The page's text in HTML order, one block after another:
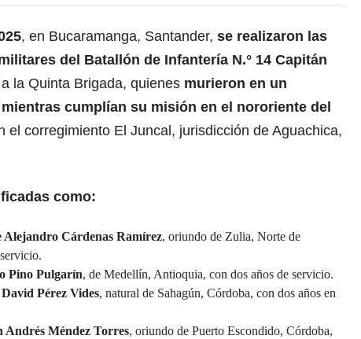
, en Bucaramanga, Santander, se realizaron las
del Batallón de Infantería N.° 14 Capitán
la Quinta Brigada, quienes murieron en un
cumplían su misión en el nororiente del
el corregimiento El Juncal, jurisdicción de Aguachica,
como:
Alejandro Cárdenas Ramírez, oriundo de Zulia, Norte de
Pino Pulgarín, de Medellín, Antioquia, con dos años de servicio.
Pérez Vides, natural de Sahagún, Córdoba, con dos años en
Andrés Méndez Torres, oriundo de Puerto Escondido, Córdoba,